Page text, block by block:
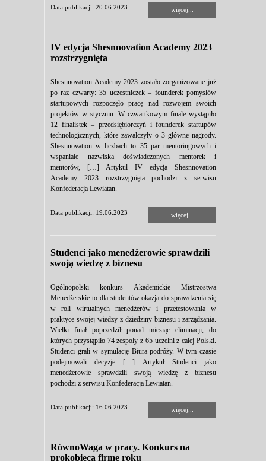
Data publikacji: 20.06.2023 więcej...
IV edycja Shesnnovation Academy 2023
rozstrzygnięta
Shesnnovation Academy 2023 zostało zorganizowane już
po raz czwarty: 35 uczestniczek – founderek pomysłów
startupowych rozpoczęło pracę nad rozwojem swoich
projektów w styczniu. W czwartkowym finale wystąpiło
12 finalistek – przedsiębiorczyń i founderek startupów
technologicznych, które zawalczyły o 3 główne nagrody.
Shesnnovation w liczbach to 35 par mentoringowych i
wspaniałe nazwiska doświadczonych mentorek i
mentorów, […] Artykuł IV edycja Shesnnovation
Academy 2023 rozstrzygnięta pochodzi z serwisu
Konfederacja Lewiatan.
Data publikacji: 19.06.2023 więcej...
Studenci jako menedżerowie sprawdzili
swoją wiedzę z biznesu
Ogólnopolski konkurs Akademickie Mistrzostwa
Menedżerskie to dla studentów okazja do sprawdzenia się
w roli wirtualnych menedżerów i przetestowania w
praktyce swojej wiedzy z dziedziny biznesu i zarządzania.
Wielki finał poprzedził ponad miesiąc eliminacji, do
których przystąpiło 74 zespoły z 65 uczelni z całej Polski.
Studenci grali w symulację Biura podróży. W tym czasie
podejmowali decyzje […] Artykuł Studenci jako
menedżerowie sprawdzili swoją wiedzę z biznesu
pochodzi z serwisu Konfederacja Lewiatan.
Data publikacji: 16.06.2023 więcej...
RównoWaga w pracy. Konkurs na
prokobiecą firmę roku